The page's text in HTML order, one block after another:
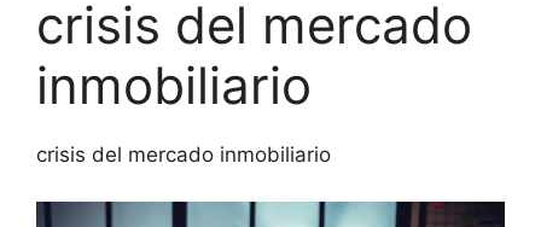
crisis del mercado
inmobiliario
crisis del mercado inmobiliario